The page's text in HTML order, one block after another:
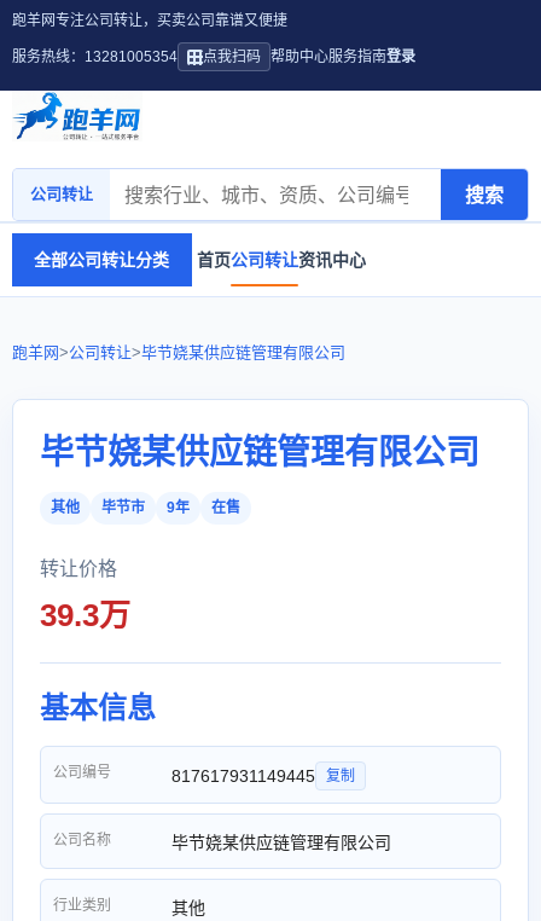
跑羊网专注公司转让，买卖公司靠谱又便捷
服务热线：13281005354 点我扫码 帮助中心服务指南登录
公司转让 搜索
全部公司转让分类 首页公司转让资讯中心
跑羊网>公司转让>毕节娆某供应链管理有限公司
毕节娆某供应链管理有限公司
其他 毕节市 9年 在售
转让价格
39.3万
基本信息
公司编号 817617931149445 复制
公司名称 毕节娆某供应链管理有限公司
行业类别 其他